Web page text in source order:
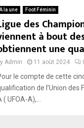
A la une Foot Féminin
des
à bout
une
Admin 11 août 2024
le compte de cette
de l’Union
( UFOA-A),...